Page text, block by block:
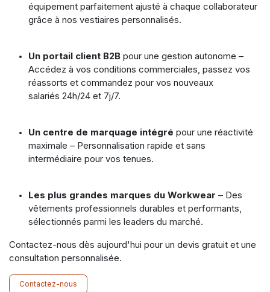
équipement parfaitement ajusté à chaque collaborateur
grâce à nos vestiaires personnalisés.
Un portail client B2B pour une gestion autonome –
Accédez à vos conditions commerciales, passez vos
réassorts et commandez pour vos nouveaux
salariés 24h/24 et 7j/7.
Un centre de marquage intégré pour une réactivité
maximale – Personnalisation rapide et sans
intermédiaire pour vos tenues.
Les plus grandes marques du Workwear – Des
vêtements professionnels durables et performants,
sélectionnés parmi les leaders du marché.
Contactez-nous dès aujourd'hui pour un devis gratuit et une
consultation personnalisée.
Contactez-nous